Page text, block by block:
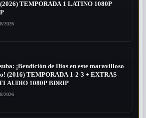
(2026) TEMPORADA 1 LATINO 1080P
2026
¡Bendición de Dios en este maravilloso
(2016) TEMPORADA 1-2-3 + EXTRAS
AUDIO 1080P BDRIP
2026